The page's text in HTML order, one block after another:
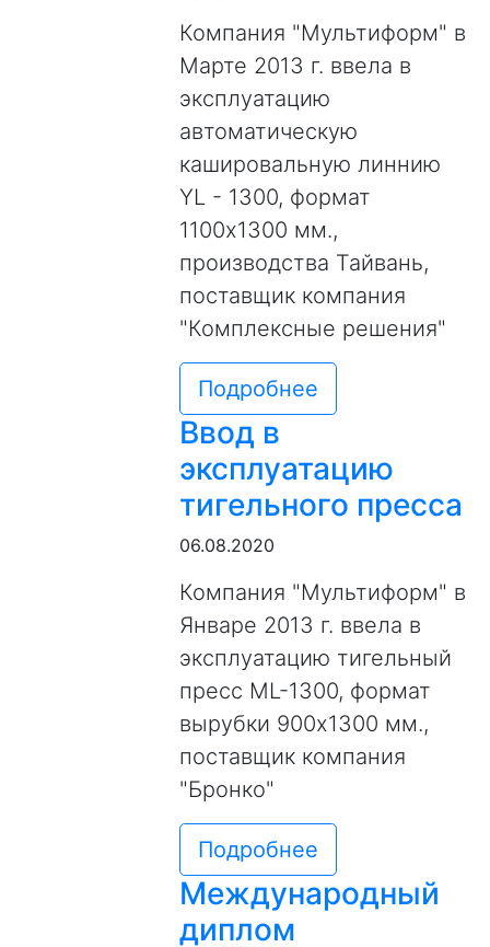
Компания "Мультиформ" в
Марте 2013 г. ввела в
эксплуатацию
автоматическую
кашировальную линнию
YL - 1300, формат
1100х1300 мм.,
производства Тайвань,
поставщик компания
"Комплексные решения"
Подробнее
Ввод в
эксплуатацию
тигельного пресса
06.08.2020
Компания "Мультиформ" в
Январе 2013 г. ввела в
эксплуатацию тигельный
пресс МL-1300, формат
вырубки 900х1300 мм.,
поставщик компания
"Бронко"
Подробнее
Международный
диплом